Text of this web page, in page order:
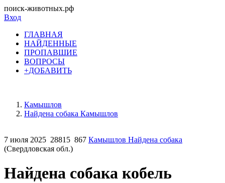
поиск-животных.рф
Вход
ГЛАВНАЯ
НАЙДЕННЫЕ
ПРОПАВШИЕ
ВОПРОСЫ
+ДОБАВИТЬ
Камышлов
Найдена собака Камышлов
7 июля 2025 28815 867 Камышлов Найдена собака
(Свердловская обл.)
Найдена собака кобель